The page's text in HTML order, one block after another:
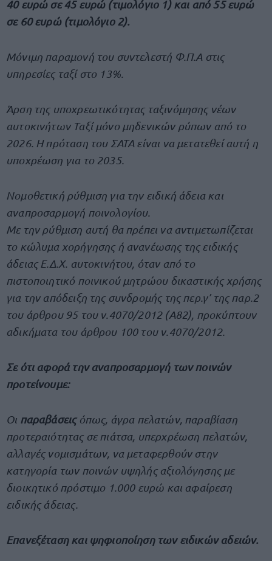
40 ευρώ σε 45 ευρώ (τιμολόγιο 1) και από 55 ευρώ
σε 60 ευρώ (τιμολόγιο 2).
Μόνιμη παραμονή του συντελεστή Φ.Π.Α στις
υπηρεσίες ταξί στο 13%.
Άρση της υποχρεωτικότητας ταξινόμησης νέων
αυτοκινήτων Ταξί μόνο μηδενικών ρύπων από το
2026. Η πρόταση του ΣΑΤΑ είναι να μετατεθεί αυτή η
υποχρέωση για το 2035.
Νομοθετική ρύθμιση για την ειδική άδεια και
αναπροσαρμογή ποινολογίου.
Με την ρύθμιση αυτή θα πρέπει να αντιμετωπίζεται
το κώλυμα χορήγησης ή ανανέωσης της ειδικής
άδειας Ε.Δ.Χ. αυτοκινήτου, όταν από το
πιστοποιητικό ποινικού μητρώου δικαστικής χρήσης
για την απόδειξη της συνδρομής της περ.γ’ της παρ.2
του άρθρου 95 του ν.4070/2012 (Α82), προκύπτουν
αδικήματα του άρθρου 100 του ν.4070/2012.
Σε ότι αφορά την αναπροσαρμογή των ποινών
προτείνουμε:
Οι παραβάσεις όπως, άγρα πελατών, παραβίαση
προτεραιότητας σε πιάτσα, υπερχρέωση πελατών,
αλλαγές νομισμάτων, να μεταφερθούν στην
κατηγορία των ποινών υψηλής αξιολόγησης με
διοικητικό πρόστιμο 1.000 ευρώ και αφαίρεση
ειδικής άδειας.
Επανεξέταση και ψηφιοποίηση των ειδικών αδειών.